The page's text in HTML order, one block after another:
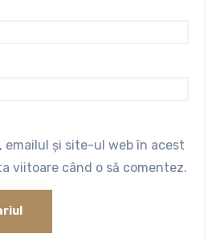
emailul și site-ul web în acest
viitoare când o să comentez.